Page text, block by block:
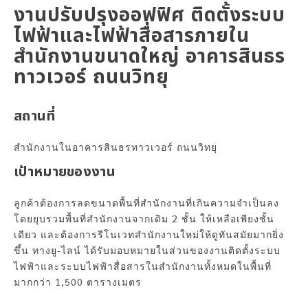
งานปรับปรุงออฟฟิศ ติดตั้งระบบ
ไฟฟ้าและไฟฟ้าสื่อสารภายใน
สำนักงานขนาดใหญ่ อาคารสินธร
ทาวเวอร์ ถนนวิทยุ
สถานที่
สำนักงานในอาคารสินธรทาวเวอร์ ถนนวิทยุ
เป้าหมายของงาน
ลูกค้าต้องการลดขนาดพื้นที่สำนักงานที่เกินความจำเป็นลง
โดยยุบรวมพื้นที่สำนักงานจากเดิม 2 ชั้น ให้เหลือเพียงชั้น
เดียว และต้องการรีโนเวทสำนักงานใหม่ให้ดูทันสมัยมากยิ่ง
ขึ้น ทางยู-ไลน์ ได้รับมอบหมายในส่วนของงานติดตั้งระบบ
ไฟฟ้าและระบบไฟฟ้าสื่อสารในสำนักงานทั้งหมดในพื้นที่
มากกว่า 1,500 ตารางเมตร